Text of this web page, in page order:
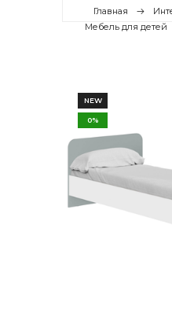
Главная
Мебель для детей
NEW
0%